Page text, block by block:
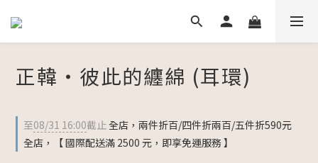
正韓・彼此的纏綿 (耳環)
至08/31 16:00截止全店，兩件折百/四件折兩百/五件折590元
全店，【 國際配送滿 2500 元，即享免運服務 】